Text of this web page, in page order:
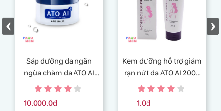
Sáp dưỡng da ngăn
ngừa chàm da ATO AI
balm 29g an toàn và
10.000.0đ
Kem dưỡng hỗ trợ giảm
rạn nứt da ATO AI 200g
chiết xuất từ thiên nhiên
1.0đ